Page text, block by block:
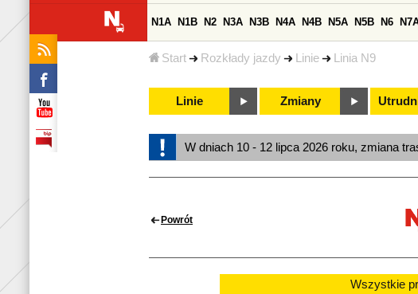
Start Rozkłady jazdy Linie Linia N9
N1A N1B N2 N3A N3B N4A N4B N5A N5B N6
Linie Zmiany
W dniach 10 - 12 lipca 2026 roku, zmiana
Powrót
Wszystkie